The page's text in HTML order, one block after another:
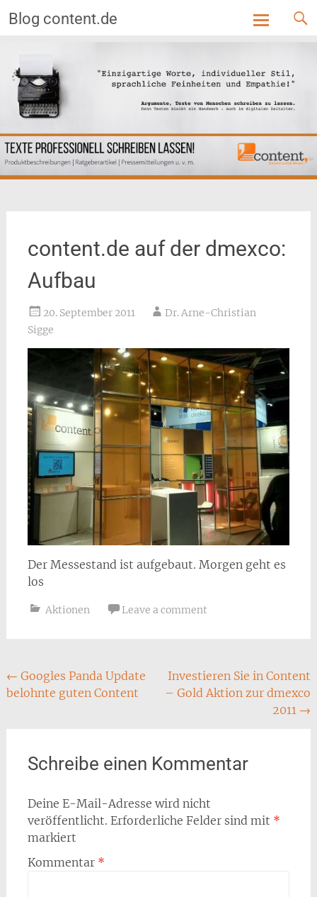
Blog content.de
Skip
content
content.de auf der dmexco:
Aufbau
20. September 2011
Dr. Arne-Christian
Sigge
Der Messestand ist aufgebaut. Morgen geht es
los
Aktionen Leave a comment
Post
navigation
← Googles Panda Update
belohnte guten Content
Investieren Sie in Content
– Gold Aktion zur dmexco
2011 →
Schreibe einen Kommentar
Deine E-Mail-Adresse wird nicht
veröffentlicht. Erforderliche Felder sind mit *
markiert
Kommentar *